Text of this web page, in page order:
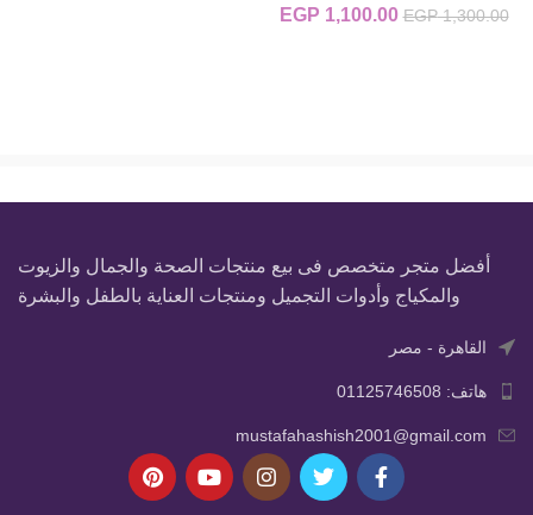
EGP1,300.00 السعر الأصلي هو: EGP 1,300.00.
EGP 1,100.00
أفضل متجر متخصص فى بيع منتجات الصحة والجمال والزيوت
والمكياج وأدوات التجميل ومنتجات العناية بالطفل والبشرة
القاهرة - مصر
هاتف: 01125746508
mustafahashish2001@gmail.com